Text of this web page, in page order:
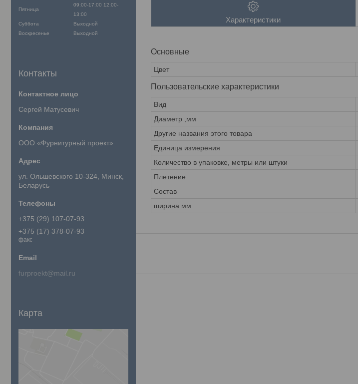
Характеристики
Основные
Цвет
Пользовательские характеристики
Вид
Диаметр ,мм
Другие названия этого товара
Единица измерения
Количество в упаковке, метры или штуки
Плетение
Состав
ширина мм
Пятница
09:00-17:00 12:00-
13:00
Суббота
Выходной
Воскресенье
Выходной
Контакты
Сергей Матусевич
ООО «Фурнитурный проект»
ул. Ольшевского 10-324, Минск,
Беларусь
+375 (29) 107-07-93
+375 (17) 378-07-93
факс
furproekt@mail.ru
Карта